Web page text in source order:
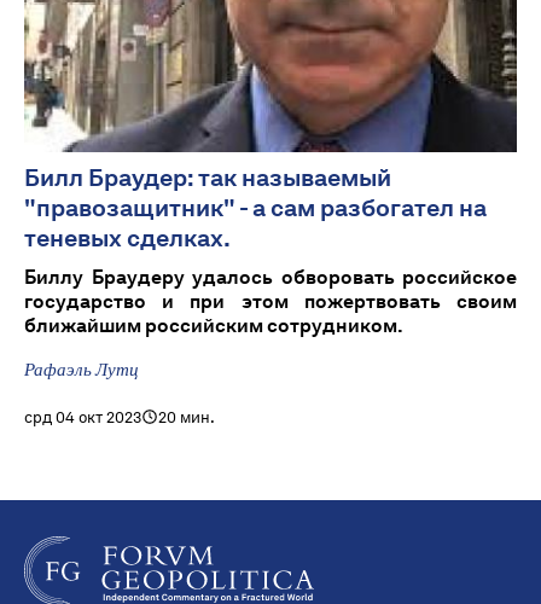
Билл Браудер: так называемый
"правозащитник" - а сам разбогател на
теневых сделках.
Биллу Браудеру удалось обворовать российское
государство и при этом пожертвовать своим
ближайшим российским сотрудником.
Рафаэль Лутц
срд 04 окт 2023 20 мин.